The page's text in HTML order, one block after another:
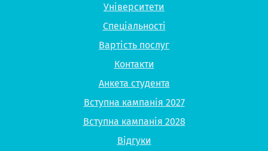
Університети
Спеціальності
Вартість послуг
Контакти
Анкета студента
Вступна кампанія 2027
Вступна кампанія 2028
Відгуки